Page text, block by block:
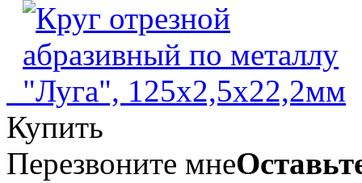
Купить
Перезвоните мне